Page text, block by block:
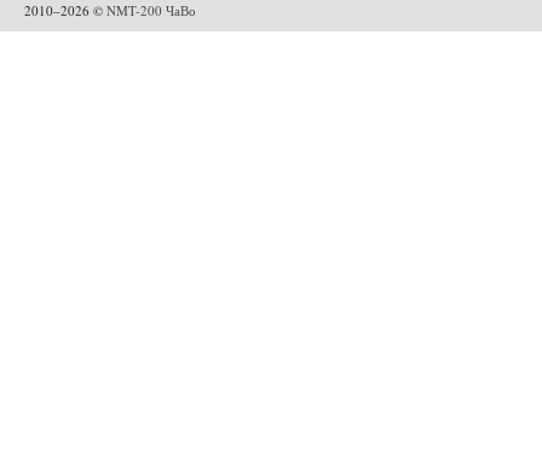
2010–2026 © NMT-200 ЧаВо